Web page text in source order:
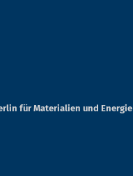
für Materialien und Energie